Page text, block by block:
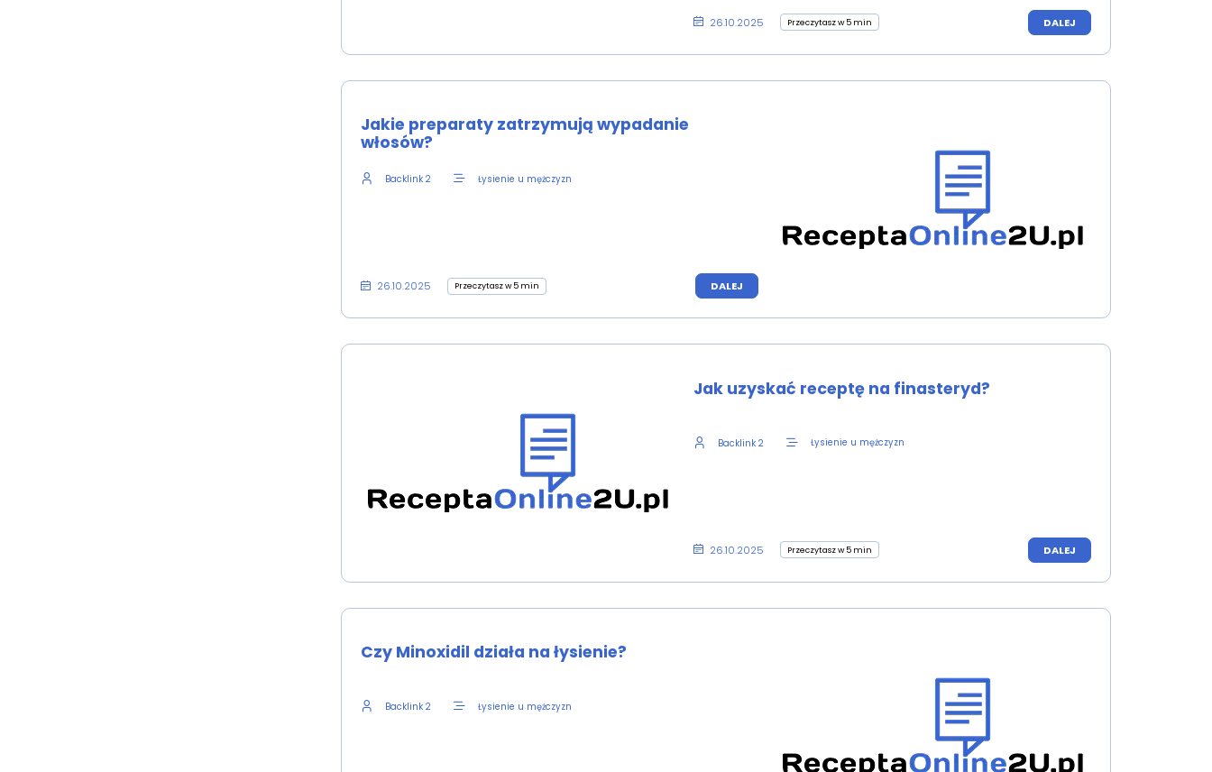
26.10.2025 Przeczytasz w 5 min DALEJ
Jakie preparaty zatrzymują wypadanie
włosów?
Backlink 2 Łysienie u mężczyzn
26.10.2025 Przeczytasz w 5 min DALEJ
Jak uzyskać receptę na finasteryd?
Backlink 2 Łysienie u mężczyzn
26.10.2025 Przeczytasz w 5 min DALEJ
Czy Minoxidil działa na łysienie?
Backlink 2 Łysienie u mężczyzn